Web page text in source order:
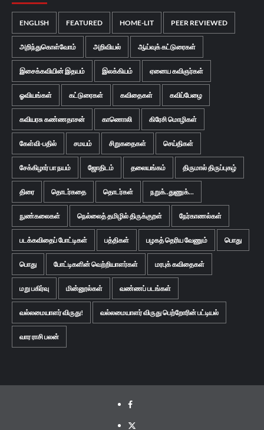
ENGLISH FEATURED HOME-LIT PEER REVIEWED
அறிந்துகொள்வோம் அறிவியல் ஆய்வுக் கட்டுரைகள்
இசைக்கவியின் இதயம் இலக்கியம் ஏனைய கவிஞர்கள்
ஓவியங்கள் கட்டுரைகள் கவிதைகள் கவிப்பேழை
கவியரசு கண்ணதாசன் காணொலி கிரேசி மொழிகள்
கேள்வி-பதில் சமயம் சிறுகதைகள் செய்திகள்
சேக்கிழார் பா நயம் ஜோதிடம் தலையங்கம் திருமால் திருப்புகழ்
திரை தொடர்கதை தொடர்கள் நறுக்..துணுக்...
நுண்கலைகள் நெல்லைத் தமிழில் திருக்குறள் நேர்காணல்கள்
படக்கவிதைப் போட்டிகள் பத்திகள் பழகத் தெரிய வேணும் பொது
பொது போட்டிகளின் வெற்றியாளர்கள் மரபுக் கவிதைகள்
மறு பகிர்வு மின்னூல்கள் வண்ணப் படங்கள்
வல்லமையாளர் விருது! வல்லமையாளர் விருது பெற்றோரின் பட்டியல்
வார ராசி பலன்
Facebook
Twitter